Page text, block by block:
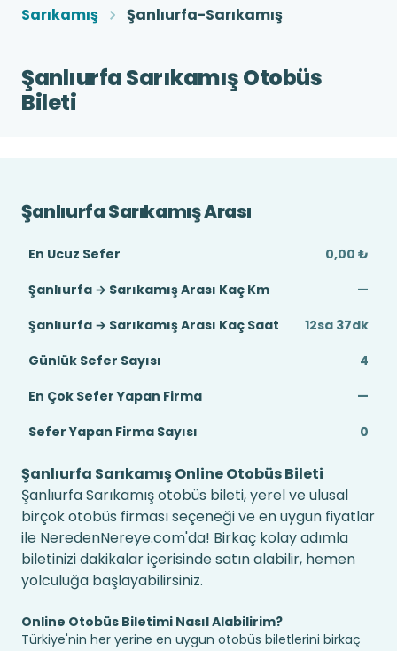
Sarıkamış
Şanlıurfa-Sarıkamış
Şanlıurfa Sarıkamış Otobüs
Bileti
Şanlıurfa Sarıkamış Arası
En Ucuz Sefer
0,00 ₺
Şanlıurfa → Sarıkamış Arası Kaç Km
—
Şanlıurfa → Sarıkamış Arası Kaç Saat
12sa 37dk
Günlük Sefer Sayısı
4
En Çok Sefer Yapan Firma
—
Sefer Yapan Firma Sayısı
0
Şanlıurfa Sarıkamış Online Otobüs Bileti
Şanlıurfa Sarıkamış otobüs bileti, yerel ve ulusal
birçok otobüs firması seçeneği ve en uygun fiyatlar
ile NeredenNereye.com'da! Birkaç kolay adımla
biletinizi dakikalar içerisinde satın alabilir, hemen
yolculuğa başlayabilirsiniz.
Online Otobüs Biletimi Nasıl Alabilirim?
Türkiye'nin her yerine en uygun otobüs biletlerini birkaç